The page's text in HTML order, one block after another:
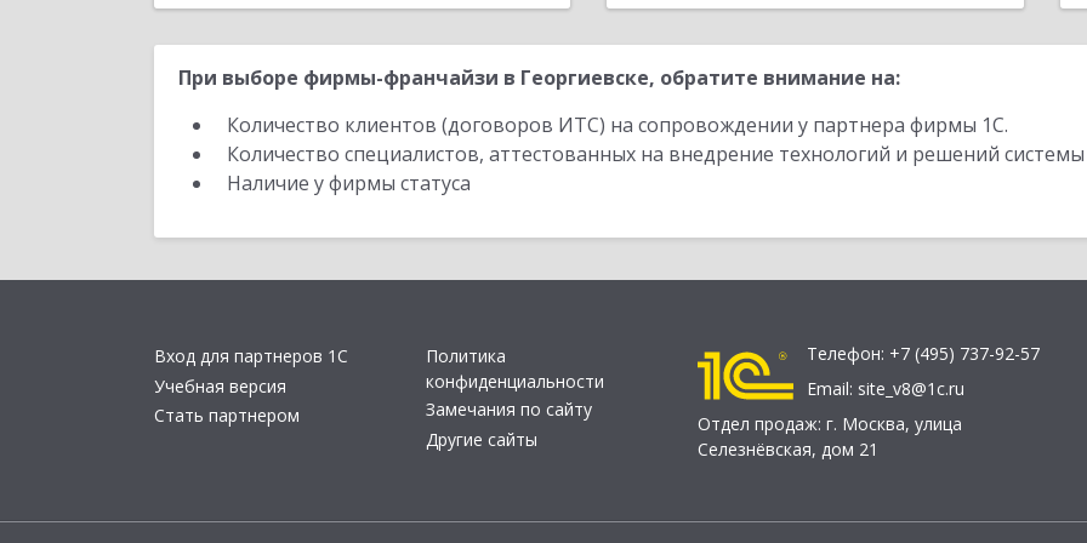
При выборе фирмы-франчайзи в Георгиевске, обратите внимание на:
Количество клиентов (договоров ИТС) на сопровождении у партнера фирмы 1С.
Количество специалистов, аттестованных на внедрение технологий и решений
Наличие у фирмы статуса
Вход для партнеров 1С
Учебная версия
Стать партнером
Политика
конфиденциальности
Замечания по сайту
Другие сайты
Телефон: +7 (495) 737-92-57
Email: site_v8@1c.ru
Отдел продаж: г. Москва, улица
Селезнёвская, дом 21